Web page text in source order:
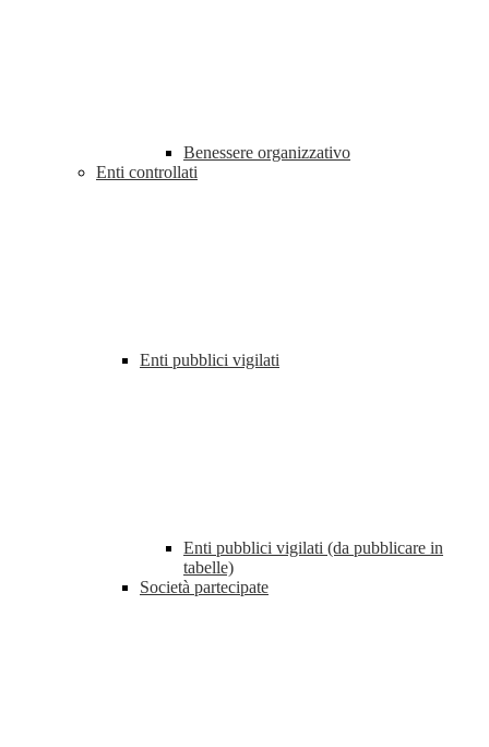
Benessere organizzativo
Enti controllati
Enti pubblici vigilati
Enti pubblici vigilati (da pubblicare in
tabelle)
Società partecipate